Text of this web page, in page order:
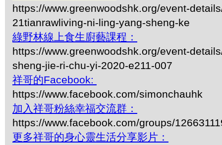
https://www.greenwoodshk.org/event-
21tianrawliving-ni-ling-yang-sheng-ke
綠野林線上食生廚藝課程：
https://www.greenwoodshk.org/event-
sheng-jie-ri-chu-yi-2020-e211-007
祥哥的Facebook:
https://www.facebook.com/simonchauhk
加入祥哥粉絲幸福交流群：
https://www.facebook.com/groups/
更多祥哥的身心靈生活分享影片：